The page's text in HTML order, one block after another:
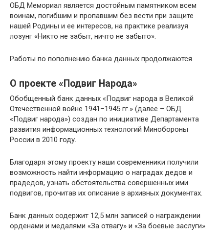
ОБД Мемориал является достойным памятником всем
воинам, погибшим и пропавшим без вести при защите
нашей Родины и ее интересов, на практике реализуя
лозунг «Никто не забыт, ничто не забыто».
Работы по пополнению банка данных продолжаются.
О проекте «Подвиг Народа»
Обобщенный банк данных «Подвиг народа в Великой
Отечественной войне 1941–1945 гг.» (далее – ОБД
«Подвиг народа») создан по инициативе Департамента
развития информационных технологий Минобороны
России в 2010 году.
Благодаря этому проекту наши современники получили
возможность найти информацию о наградах дедов и
прадедов, узнать обстоятельства совершенных ими
подвигов, прочитав их описание в архивных документах.
Банк данных содержит 12,5 млн записей о награждении
орденами и медалями «За отвагу» и «За боевые заслуги».